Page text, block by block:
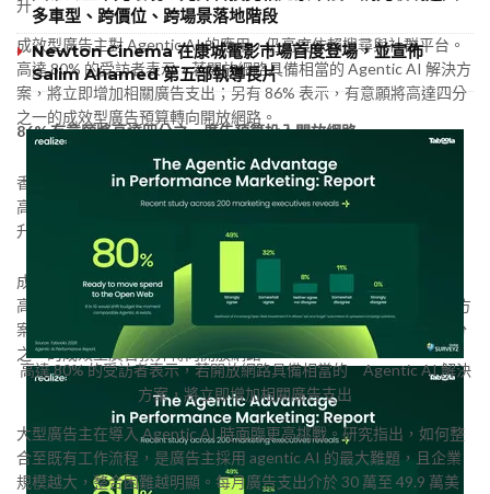
升
成效型廣告主對 Agentic AI 的應用，仍高度依賴搜尋與社群平台。
高達 80% 的受訪者表示，若開放網路具備相當的 Agentic AI 解決方
案，將立即增加相關廣告支出；另有 86% 表示，有意願將高達四分
之一的成效型廣告預算轉向開放網路。
高達 80% 的受訪者表示，若開放網路具備相當的 Agentic AI 解決
方案，將立即增加相關廣告支出
大型廣告主在導入 Agentic AI 時面臨更高挑戰。研究指出，如何整
合至既有工作流程，是廣告主採用 agentic AI 的最大難題，且企業
規模越大，整合困難越明顯。每月廣告支出介於 30 萬至 49.9 萬美
多車型、跨價位、跨場景落地階段
Newton Cinema 在康城電影市場首度登場，並宣佈
Salim Ahamed 第五部執導長片
86% 有意願將高達四分之一廣告預算投入開放網路
香港 2026年5月13日/美通社/ — 全球成效廣告領導者
高達 76% 的廣告主表示，已透過 AI 驅動解決方案獲得具體成效提
升
成效型廣告主對 Agentic AI 的應用，仍高度依賴搜尋與社群平台。
高達 80% 的受訪者表示，若開放網路具備相當的 Agentic AI 解決方
案，將立即增加相關廣告支出；另有 86% 表示，有意願將高達四分
之一的成效型廣告預算轉向開放網路。